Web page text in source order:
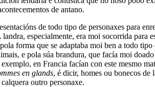
de antano.
de todo tipo de personaxes para
especialmente, era moi socorrida para
forma que se adaptaba moi ben a todo tipo
e pola súa brandura, que facía moi
en Francia facían con este mesmo
en glands, é dicir, homes ou bonecos de
outro personaxe.